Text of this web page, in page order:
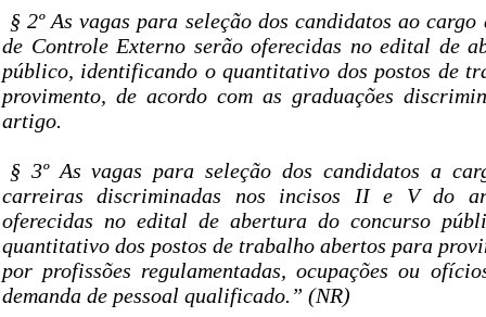
§ 2º As vagas para seleção dos candidatos ao
de Controle Externo serão oferecidas no edital de
público, identificando o quantitativo dos postos de
provimento, de acordo com as graduações
artigo.
§ 3º As vagas para seleção dos candidatos a
carreiras discriminadas nos incisos II e V do
oferecidas no edital de abertura do concurso
quantitativo dos postos de trabalho abertos para
por profissões regulamentadas, ocupações ou
demanda de pessoal qualificado.” (NR)